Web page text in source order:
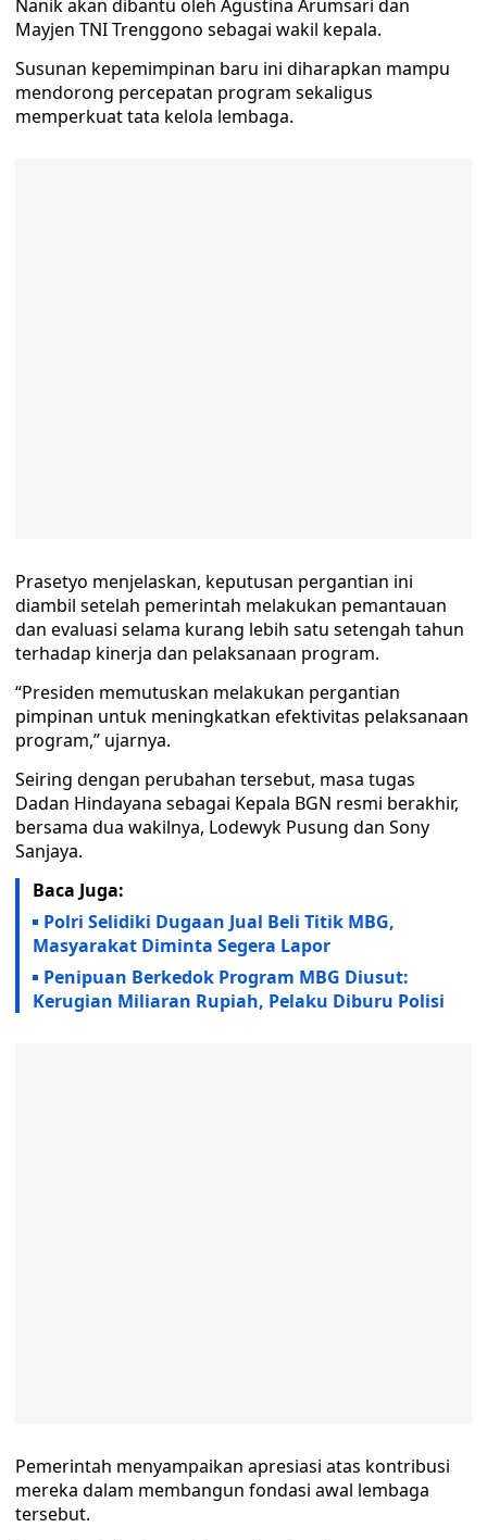
Nanik akan dibantu oleh Agustina Arumsari dan
Mayjen TNI Trenggono sebagai wakil kepala.
Susunan kepemimpinan baru ini diharapkan mampu
mendorong percepatan program sekaligus
memperkuat tata kelola lembaga.
Prasetyo menjelaskan, keputusan pergantian ini
diambil setelah pemerintah melakukan pemantauan
dan evaluasi selama kurang lebih satu setengah tahun
terhadap kinerja dan pelaksanaan program.
“Presiden memutuskan melakukan pergantian
pimpinan untuk meningkatkan efektivitas pelaksanaan
program,” ujarnya.
Seiring dengan perubahan tersebut, masa tugas
Dadan Hindayana sebagai Kepala BGN resmi berakhir,
bersama dua wakilnya, Lodewyk Pusung dan Sony
Sanjaya.
Baca Juga:
Polri Selidiki Dugaan Jual Beli Titik MBG,
Masyarakat Diminta Segera Lapor
Penipuan Berkedok Program MBG Diusut:
Kerugian Miliaran Rupiah, Pelaku Diburu Polisi
Pemerintah menyampaikan apresiasi atas kontribusi
mereka dalam membangun fondasi awal lembaga
tersebut.